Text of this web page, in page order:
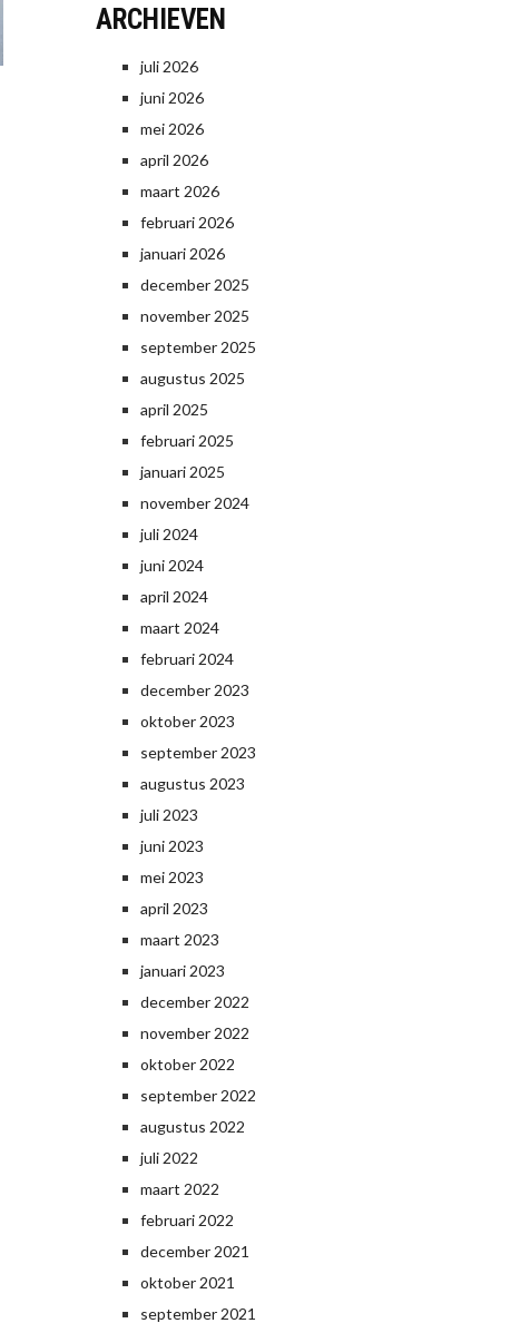
ARCHIEVEN
juli 2026
juni 2026
mei 2026
april 2026
maart 2026
februari 2026
januari 2026
december 2025
november 2025
september 2025
augustus 2025
april 2025
februari 2025
januari 2025
november 2024
juli 2024
juni 2024
april 2024
maart 2024
februari 2024
december 2023
oktober 2023
september 2023
augustus 2023
juli 2023
juni 2023
mei 2023
april 2023
maart 2023
januari 2023
december 2022
november 2022
oktober 2022
september 2022
augustus 2022
juli 2022
maart 2022
februari 2022
december 2021
oktober 2021
september 2021